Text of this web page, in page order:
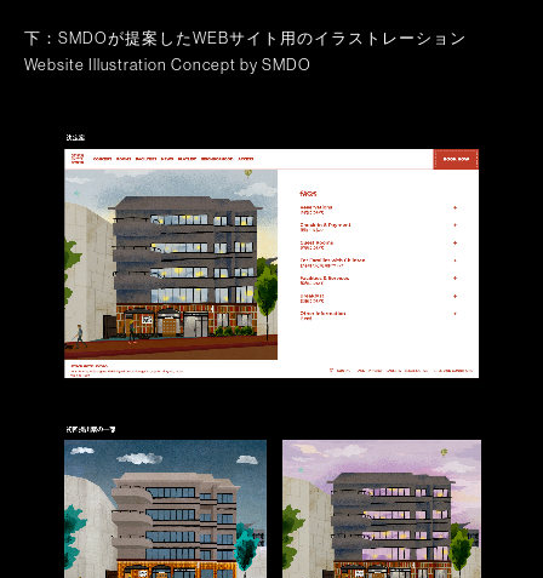
下：SMDOが提案したWEBサイト用のイラストレーション
Website Illustration Concept by SMDO